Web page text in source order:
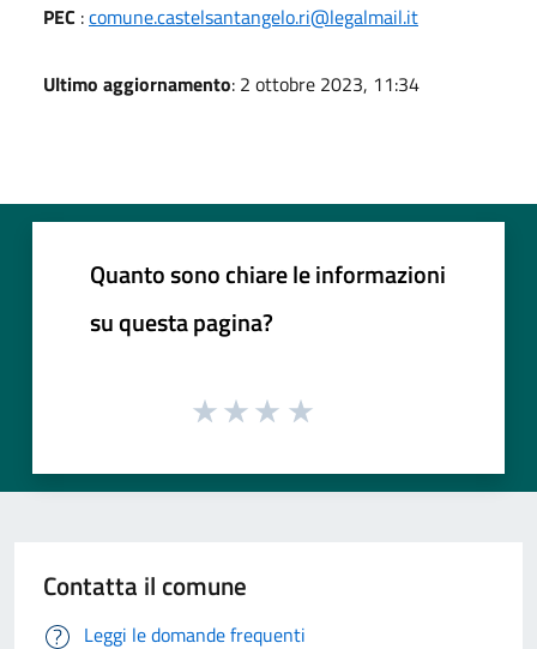
PEC :comune.castelsantangelo.ri@legalmail.it
Ultimo aggiornamento: 2 ottobre 2023, 11:34
Quanto sono chiare le informazioni
su questa pagina?
Contatta il comune
Leggi le domande frequenti